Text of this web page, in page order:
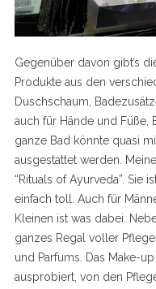
Gegenüber davon gibt’s
Produkte aus den
Duschschaum,
auch für Hände und
ganze Bad könnte quasi
ausgestattet werden.
“Rituals of Ayurveda”. Sie
einfach toll. Auch für
Kleinen ist was dabei.
ganzes Regal voller
und Parfums. Das Make-
ausprobiert, von den